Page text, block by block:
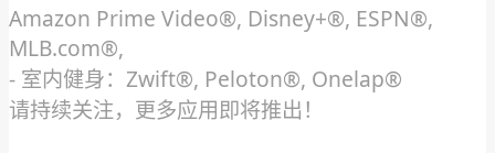
Amazon Prime Video®, Disney+®, ESPN®,
MLB.com®,
- 室内健身：Zwift®, Peloton®, Onelap®
请持续关注，更多应用即将推出！